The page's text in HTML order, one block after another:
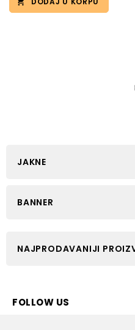
JAKNE
BANNER
NAJPRODAVANIJI
FOLLOW US